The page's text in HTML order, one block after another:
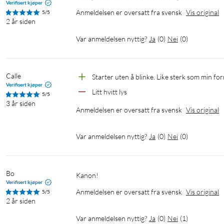
Verifisert kjøper
5/5
2 år siden
Anmeldelsen er oversatt fra svensk Vis original
Var anmeldelsen nyttig? Ja (0) Nei (0)
Calle
Verifisert kjøper
5/5
3 år siden
Starter uten å blinke. Like sterk som min
Litt hvitt lys
Anmeldelsen er oversatt fra svensk Vis original
Var anmeldelsen nyttig? Ja (0) Nei (0)
Bo
Verifisert kjøper
5/5
2 år siden
Kanon!
Anmeldelsen er oversatt fra svensk Vis original
Var anmeldelsen nyttig? Ja (0) Nei (1)